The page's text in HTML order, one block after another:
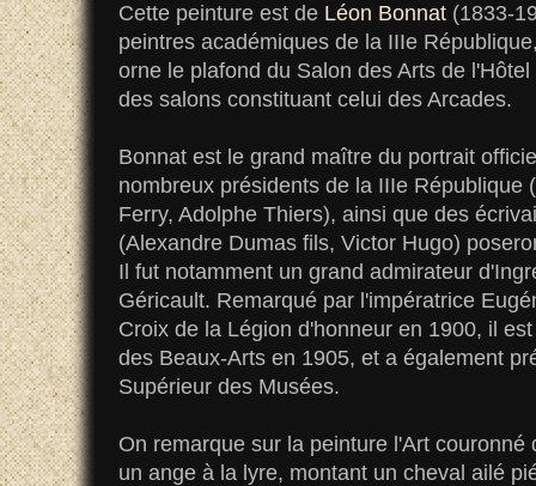
Cette peinture est de Léon Bonnat (1833-
peintres académiques de la IIIe
orne le plafond du Salon des Arts de
des salons constituant celui des Arcades.
Bonnat est le grand maître du portrait
nombreux présidents de la IIIe République
Ferry, Adolphe Thiers), ainsi que des
(Alexandre Dumas fils, Victor Hugo)
Il fut notamment un grand admirateur
Géricault. Remarqué par l'impératrice
Croix de la Légion d'honneur en 1900, il
des Beaux-Arts en 1905, et a également
Supérieur des Musées.
On remarque sur la peinture l'Art couronné
un ange à la lyre, montant un cheval ailé